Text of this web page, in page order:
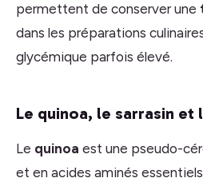
permettent de conserver une
dans les préparations
glycémique parfois élevé.
Le quinoa, le sarrasin et
Le quinoa est une pseudo-
et en acides aminés